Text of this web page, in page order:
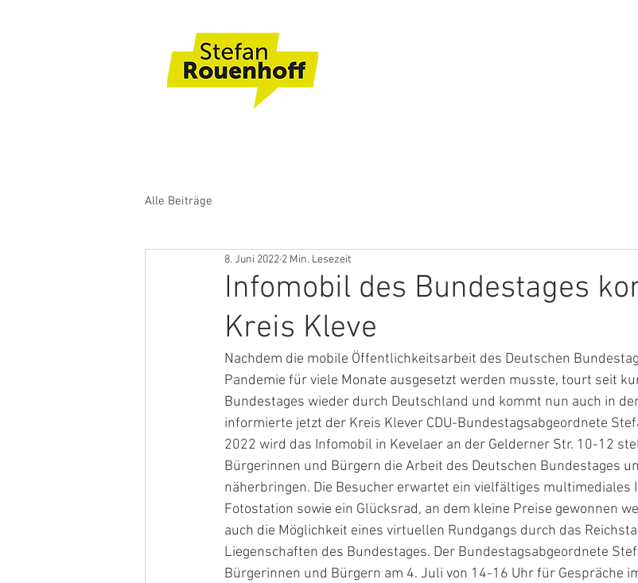
Alle Beiträge
Infomobil des Bundestages
Kreis Kleve
8. Juni 2022 2 Min. Lesezeit
Nachdem die mobile Öffentlichkeitsarbeit des Deutschen
Pandemie für viele Monate ausgesetzt werden musste, tourt seit
Bundestages wieder durch Deutschland und kommt nun auch in
informierte jetzt der Kreis Klever CDU-Bundestagsabgeordnete
2022 wird das Infomobil in Kevelaer an der Gelderner Str. 10-12
Bürgerinnen und Bürgern die Arbeit des Deutschen Bundestages
näherbringen. Die Besucher erwartet ein vielfältiges multimediales
Fotostation sowie ein Glücksrad, an dem kleine Preise gewonnen
auch die Möglichkeit eines virtuellen Rundgangs durch das
Liegenschaften des Bundestages. Der Bundestagsabgeordnete
Bürgerinnen und Bürgern am 4. Juli von 14-16 Uhr für Gespräche